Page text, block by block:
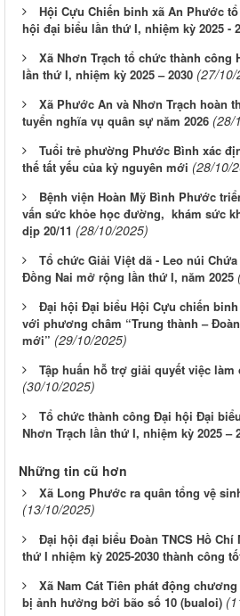
Hội Cựu Chiến binh xã An Phước
hội đại biểu lần thứ I, nhiệm kỳ 2025 -
Xã Nhơn Trạch tổ chức thành công
lần thứ I, nhiệm kỳ 2025 – 2030 (27/10/
Xã Phước An và Nhơn Trạch hoàn
tuyển nghĩa vụ quân sự năm 2026 (28/
Tuổi trẻ phường Phước Bình xác
thế tất yếu của kỷ nguyên mới (28/10/
Bệnh viện Hoàn Mỹ Bình Phước
vấn sức khỏe học đường, khám sức
dịp 20/11 (28/10/2025)
Tổ chức Giải Việt dã - Leo núi
Đồng Nai mở rộng lần thứ I, năm 2025
Đại hội Đại biểu Hội Cựu chiến
với phương châm “Trung thành –
mới” (29/10/2025)
Tập huấn hỗ trợ giải quyết việc
(30/10/2025)
Tổ chức thành công Đại hội Đại
Nhơn Trạch lần thứ I, nhiệm kỳ 2025 –
Những tin cũ hơn
Xã Long Phước ra quân tổng vệ
(13/10/2025)
Đại hội đại biểu Đoàn TNCS Hồ Chí
thứ I nhiệm kỳ 2025-2030 thành công
Xã Nam Cát Tiên phát động
bị ảnh hưởng bởi bão số 10 (bualoi)